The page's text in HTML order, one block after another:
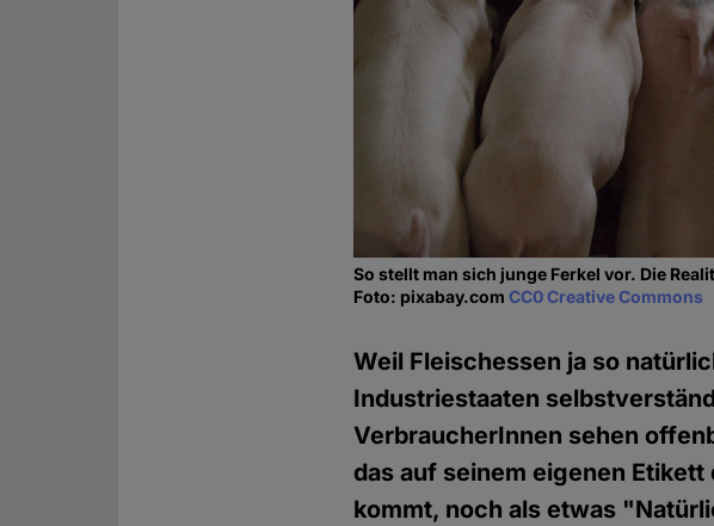
So stellt man sich junge Ferkel vor. Die
Foto: pixabay.comCC0 Creative Commons
Weil Fleischessen ja so
Industriestaaten
VerbraucherInnen sehen
das auf seinem eigenen
kommt, noch als etwas